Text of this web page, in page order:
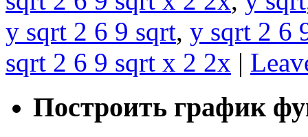
y sqrt 2 6 9 sqrt, y sqrt 2 6
sqrt 2 6 9 sqrt x 2 2x |
Построить график